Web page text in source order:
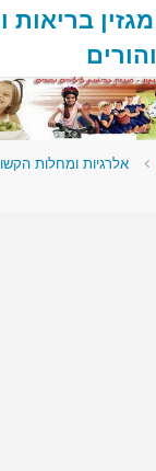
מגזין בריאות ו
והורים
אלרגיות ומחלות